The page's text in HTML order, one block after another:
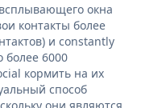
окна
контакты более
и constantly
более 6000
кормить на их
способ